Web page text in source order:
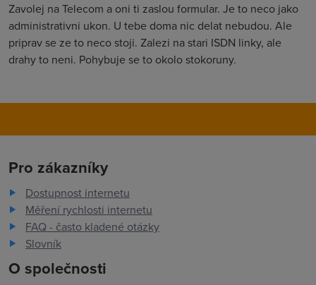
Zavolej na Telecom a oni ti zaslou formular. Je to neco jako
administrativni ukon. U tebe doma nic delat nebudou. Ale
priprav se ze to neco stoji. Zalezi na stari ISDN linky, ale
drahy to neni. Pohybuje se to okolo stokoruny.
Pro zákazníky
Dostupnost internetu
Měření rychlosti internetu
FAQ - často kladené otázky
Slovník
O společnosti